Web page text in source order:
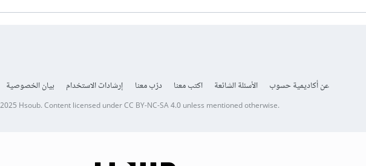
عن أكاديمية حسوب الأسئلة الشائعة اكتب معنا درّب معنا إرشادات الاستخدام بيان الخصوصية
Hsoub.Content licensed underCC BY-NC-SA 4.0unless mentioned otherwise.